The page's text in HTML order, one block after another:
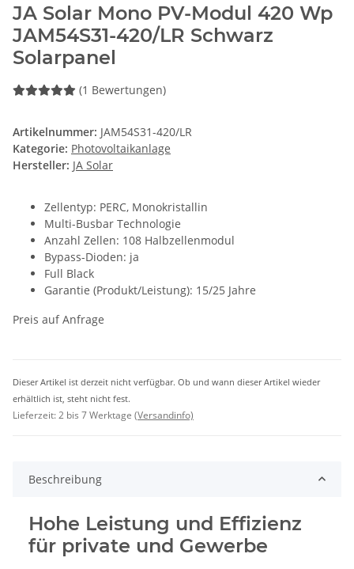
JA Solar Mono PV-Modul 420 Wp
JAM54S31-420/LR Schwarz
Solarpanel
(1 Bewertungen)
Artikelnummer: JAM54S31-420/LR
Kategorie: Photovoltaikanlage
Hersteller: JA Solar
Zellentyp: PERC, Monokristallin
Multi-Busbar Technologie
Anzahl Zellen: 108 Halbzellenmodul
Bypass-Dioden: ja
Full Black
Garantie (Produkt/Leistung): 15/25 Jahre
Preis auf Anfrage
Dieser Artikel ist derzeit nicht verfügbar. Ob und wann dieser Artikel wieder
erhältlich ist, steht nicht fest.
Lieferzeit: 2 bis 7 Werktage (Versandinfo)
Beschreibung
Hohe Leistung und Effizienz
für private und Gewerbe